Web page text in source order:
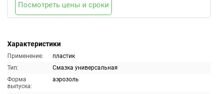
Характеристики
Применение:
пластик
Тип:
Смазка универсальная
Форма
выпуска:
аэрозоль
Посмотреть цены и сроки